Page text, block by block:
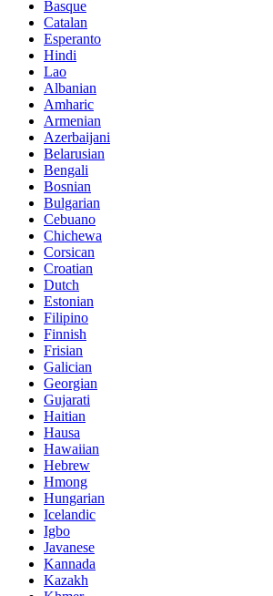
Basque
Catalan
Esperanto
Hindi
Lao
Albanian
Amharic
Armenian
Azerbaijani
Belarusian
Bengali
Bosnian
Bulgarian
Cebuano
Chichewa
Corsican
Croatian
Dutch
Estonian
Filipino
Finnish
Frisian
Galician
Georgian
Gujarati
Haitian
Hausa
Hawaiian
Hebrew
Hmong
Hungarian
Icelandic
Igbo
Javanese
Kannada
Kazakh